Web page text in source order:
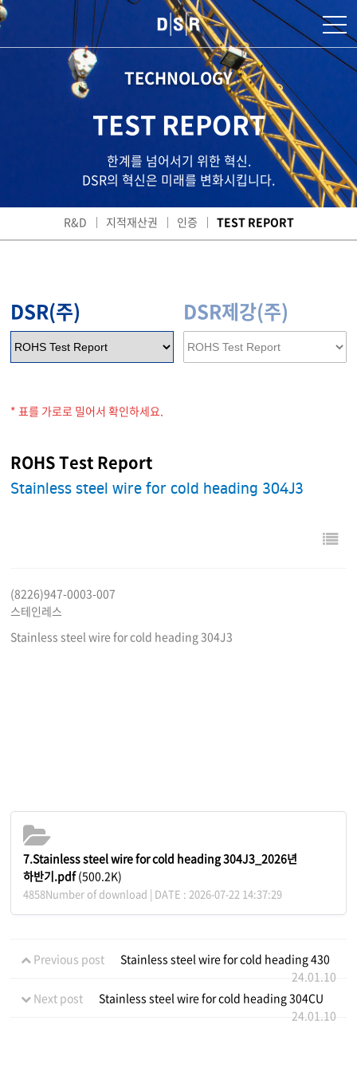
TECHNOLOGY
TEST REPORT
한계를 넘어서기 위한 혁신.
DSR의 혁신은 미래를 변화시킵니다.
R&D 지적재산권 인증 TEST REPORT
DSR(주) DSR제강(주)
* 표를 가로로 밀어서 확인하세요.
ROHS Test Report
Stainless steel wire for cold heading 304J3
(8226)947-0003-007
스테인레스
Stainless steel wire for cold heading 304J3
7.Stainless steel wire for cold heading 304J3_2026년
하반기.pdf(500.2K)
4858Number of download | DATE : 2026-07-22 14:37:29
Previous post
Stainless steel wire for cold heading 430
24.01.10
Next post
Stainless steel wire for cold heading 304CU
24.01.10